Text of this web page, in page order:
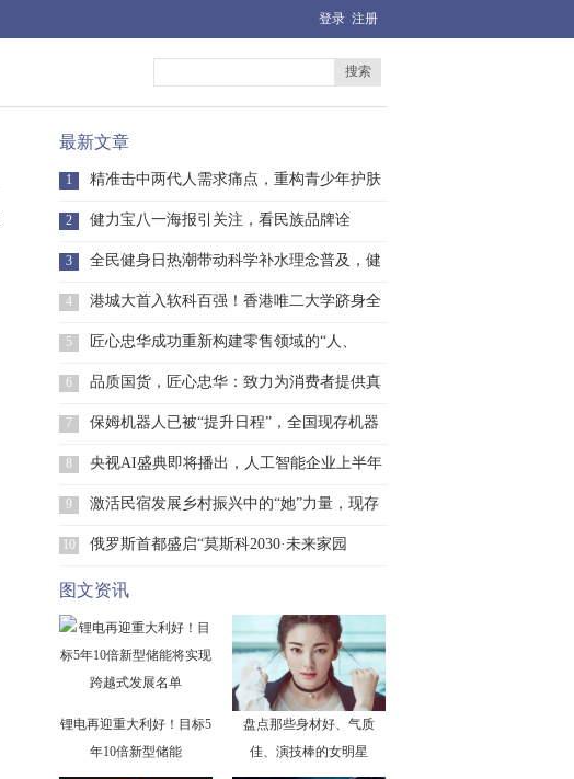
登录 注册
搜索
最新文章
1
精准击中两代人需求痛点，重构青少年护肤
2
健力宝八一海报引关注，看民族品牌诠
释“军
3
全民健身日热潮带动科学补水理念普及，健
力
4
港城大首入软科百强！香港唯二大学跻身全
5
匠心忠华成功重新构建零售领域的“人、
货、
6
品质国货，匠心忠华：致力为消费者提供真
7 保姆机器人已被“提升日程”，全国现存机器
8 央视AI盛典即将播出，人工智能企业上半年
9 激活民宿发展乡村振兴中的“她”力量，现存
10 俄罗斯首都盛启“莫斯科2030·未来家园
图文资讯
锂电再迎重大利好！目标5
年10倍新型储能
盘点那些身材好、气质
佳、演技棒的女明星